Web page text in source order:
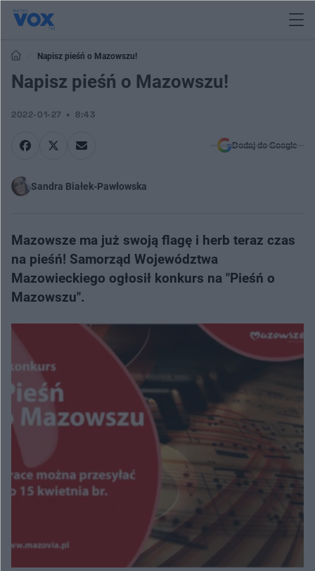
Napisz pieśń o Mazowszu!
Napisz pieśń o Mazowszu!
2022-01-27 8:43
Dodaj do Google
Sandra Białek-Pawłowska
Mazowsze ma już swoją flagę i herb teraz czas
na pieśń! ​Samorząd Województwa
Mazowieckiego ogłosił konkurs na "Pieśń o
Mazowszu".